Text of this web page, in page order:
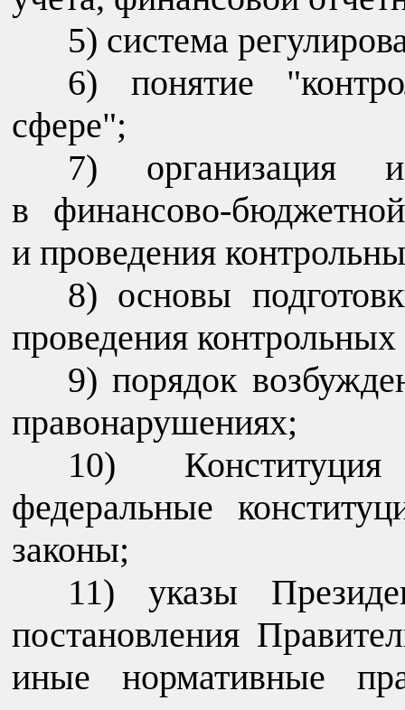
система
понятие
сфере";
организация
в финансово-
и проведения
основы
проведения
порядок
правонарушениях;
федеральные
законы;
указы
постановления
иные нормативные